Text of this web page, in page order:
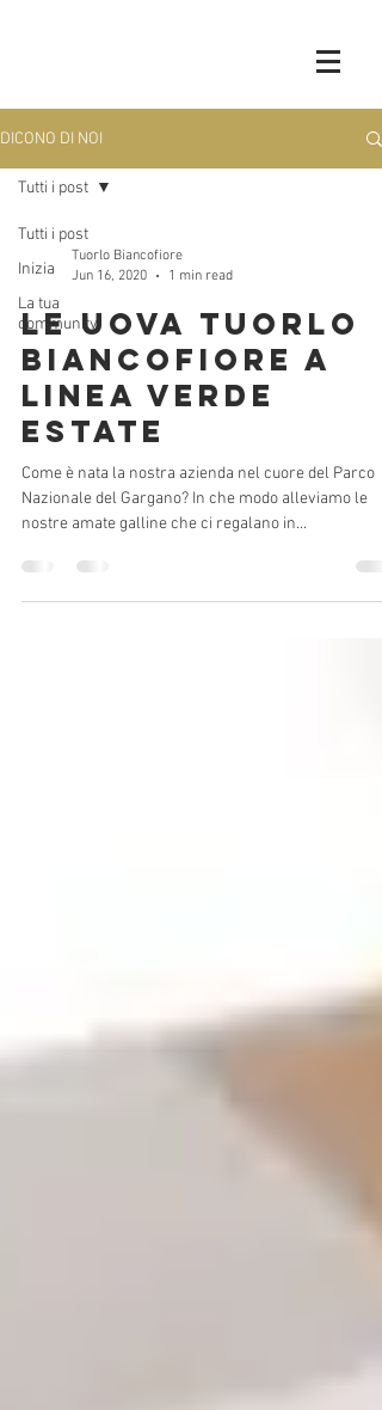
DICONO DI NOI
Tutti i post
Inizia
La tua
community
Tutti i post
Tuorlo Biancofiore
Jun 16, 2020
1 min read
Le uova Tuorlo
Biancofiore a
Linea Verde
Estate
Come è nata la nostra azienda nel cuore del Parco
Nazionale del Gargano? In che modo alleviamo le
nostre amate galline che ci regalano in...